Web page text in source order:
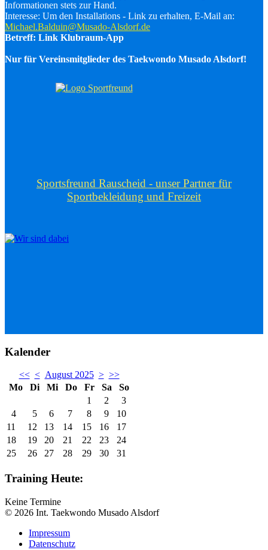
Informationen stets zur Hand.
Interesse: Um den Installations - Link zu erhalten, E-Mail an:
Michael.Balduin@Musado-Alsdorf.de
Betreff: Link Klubraum-App
Nur für Vereinsmitglieder des Taekwondo Musado Alsdorf!
Sportsfreund Rauscheid - unser Partner für
Sportbekleidung und Freizeit
Kalender
<< < August 2025 > >>
Mo
Di Mi Do Fr Sa
So
1
2
3
4
5 6 7 8 9
10
11
12 13 14 15 16
17
18
19 20 21 22 23
24
25
26 27 28 29 30 31
Training Heute:
Keine Termine
© 2026 Int. Taekwondo Musado Alsdorf
Impressum
Datenschutz